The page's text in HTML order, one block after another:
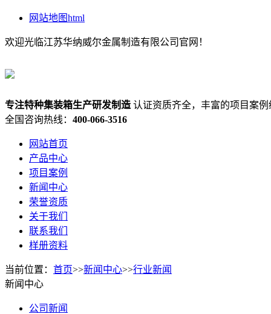
网站地图html
欢迎光临江苏华纳威尔金属制造有限公司官网！
专注特种集装箱生产研发制造 认证资质齐全，丰富的项目案例
全国咨询热线： 400-066-3516
网站首页
产品中心
项目案例
新闻中心
荣誉资质
关于我们
联系我们
样册资料
当前位置： 首页>>新闻中心>>行业新闻
新闻中心
公司新闻